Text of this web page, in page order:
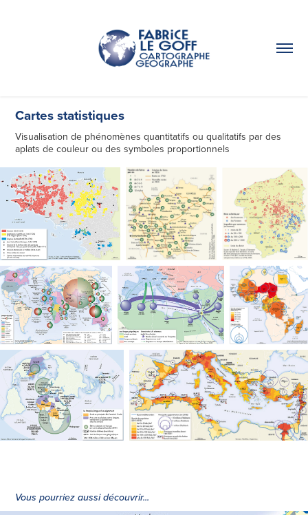
Cartes statistiques
Visualisation de phénomènes quantitatifs ou qualitatifs par des
aplats de couleur ou des symboles proportionnels
Vous pourriez aussi découvrir...